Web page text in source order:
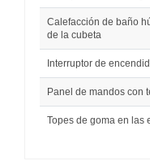
Calefacción de baño
de la cubeta
Interruptor de
Panel de mandos con
Topes de goma en las